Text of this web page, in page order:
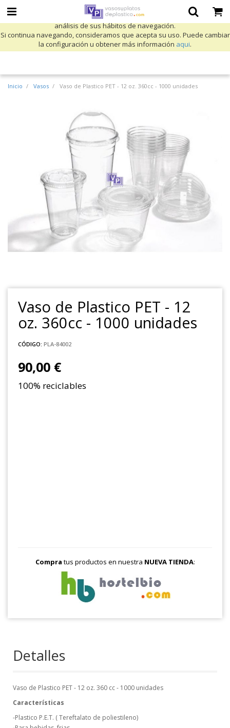
Utilizamos cookies propias y de terceros para mejorar nuestros servicios
y mostrarle publicidad relacionada con sus preferencias mediante el
análisis de sus hábitos de navegación.
Si continua navegando, consideramos que acepta su uso. Puede cambiar
la configuración u obtener más información aqui.
Inicio Vasos Vaso de Plastico PET - 12 oz. 360cc - 1000 unidades
Vaso de Plastico PET - 12
oz. 360cc - 1000 unidades
CÓDIGO: PLA-84002
90,00 €
100% reciclables
Compra tus productos en nuestra NUEVA TIENDA:
Detalles
Vaso de Plastico PET - 12 oz. 360 cc - 1000 unidades
Características
-Plastico P.E.T. ( Tereftalato de poliestileno)